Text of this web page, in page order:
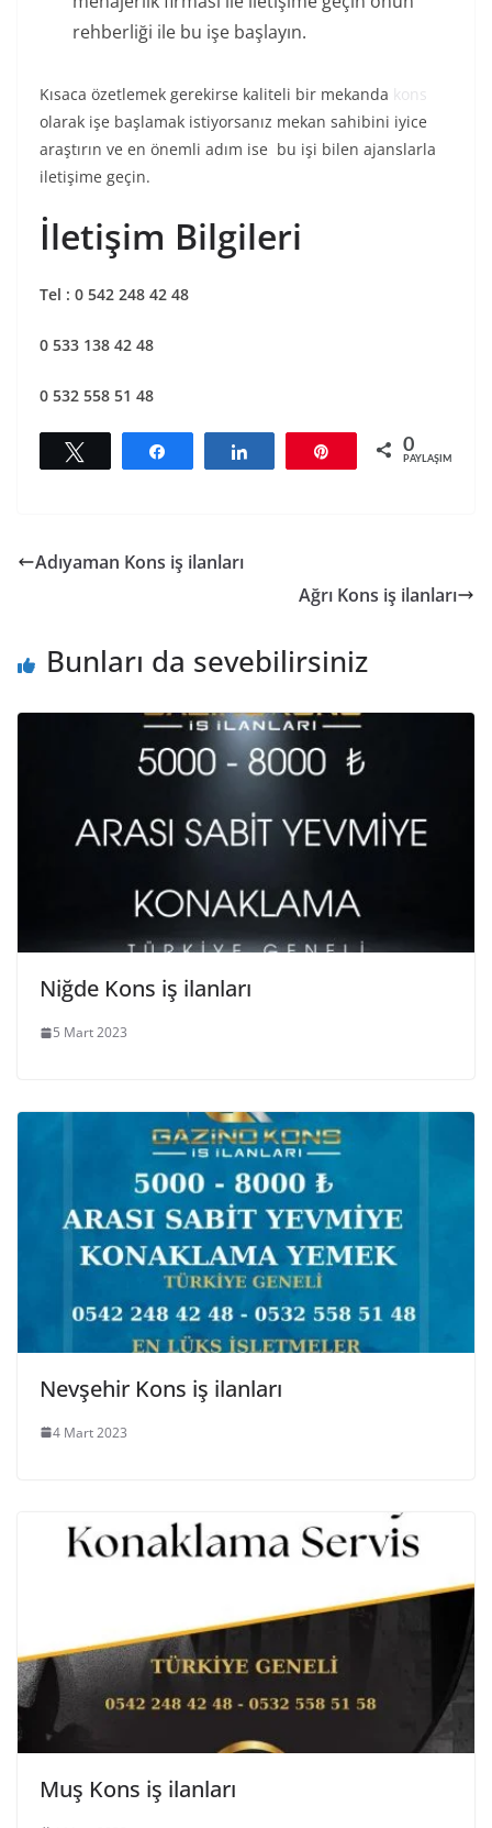
rehberliği ile bu işe başlayın.
Kısaca özetlemek gerekirse kaliteli bir mekanda kons
olarak işe başlamak istiyorsanız mekan sahibini iyice
araştırın ve en önemli adım ise bu işi bilen ajanslarla
iletişime geçin.
İletişim Bilgileri
Tel : 0 542 248 42 48
0 533 138 42 48
0 532 558 51 48
Tweetle 0
PAYLAŞIMLAR
Adıyaman Kons iş ilanları
Ağrı Kons iş ilanları
Bunları da sevebilirsiniz
Niğde Kons iş ilanları
5 Mart 2023
Nevşehir Kons iş ilanları
4 Mart 2023
Muş Kons iş ilanları